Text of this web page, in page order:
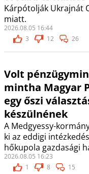
Kárpótolják Ukrajnát
miatt.
2026.08.05 16:44
3
12 26
Volt
mintha Magyar
egy őszi
készülnének
A Medgyessy-
ki az eddigi
hőkupola gazdasági
2026.08.05 16:23
1
8 15